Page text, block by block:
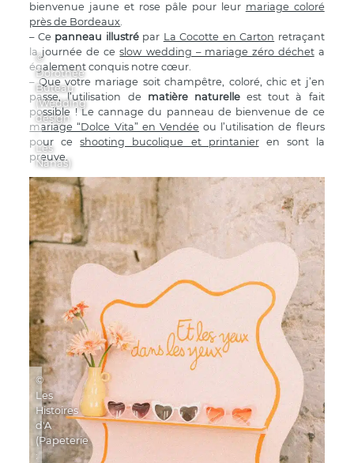
bienvenue jaune et rose pâle pour leur mariage coloré
près de Bordeaux.
– Ce panneau illustrépar La Cocotte en Carton retraçant
la journée de ceslow wedding – mariage zéro décheta
également conquis notre cœur.
– Que votre mariage soit champêtre, coloré, chic et j’en
passe, l’utilisation de matière naturelle est tout à fait
possible ! Le cannage du panneau de bienvenue de ce
mariage “Dolce Vita” en Vendée ou l’utilisation de fleurs
pour ceshooting bucolique et printanieren sont la
preuve.
©
Dorothée
Buteau
(Wedding
design
:
Les
Nanas)
©
Les
Histoires
d'A
(Papeterie
: